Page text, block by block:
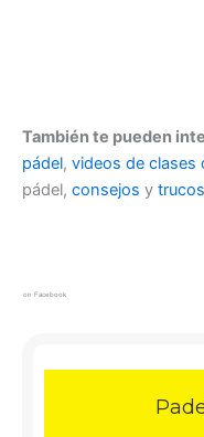
Tambiénte pueden
pádel, videos de clases
pádel, consejos y trucos
on Facebook